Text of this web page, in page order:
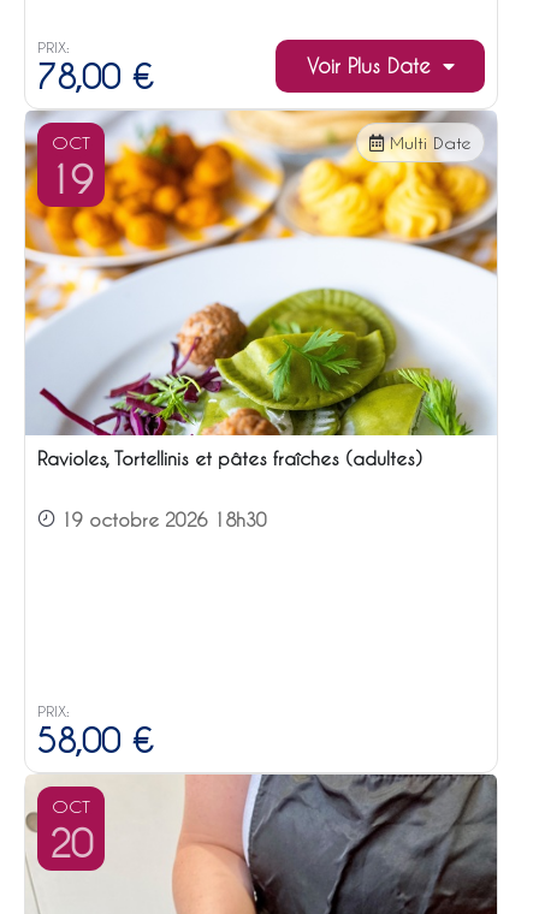
PRIX:
78,00 € Voir Plus Date
OCT
19
Multi Date
Ravioles, Tortellinis et pâtes fraîches (adultes)
19 octobre 2026 18h30
PRIX:
58,00 €
OCT
20